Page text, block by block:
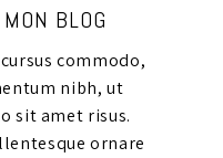
BLOG
commodo,
nibh, ut
sit amet risus.
ornare